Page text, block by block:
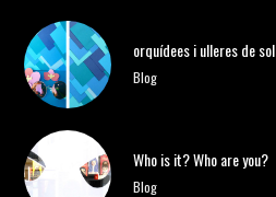
orquídees i ulleres de sol
Blog
Who is it? Who are you?
Blog